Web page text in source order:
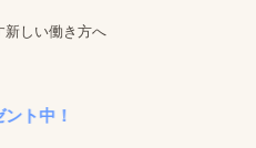
新しい働き方へ